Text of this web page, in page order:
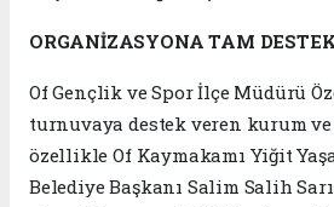
ORGANİZASYONA TAM
Of Gençlik ve Spor İlçe Müdürü
turnuvaya destek veren kurum
özellikle Of Kaymakamı Yiğit
Belediye Başkanı Salim Salih